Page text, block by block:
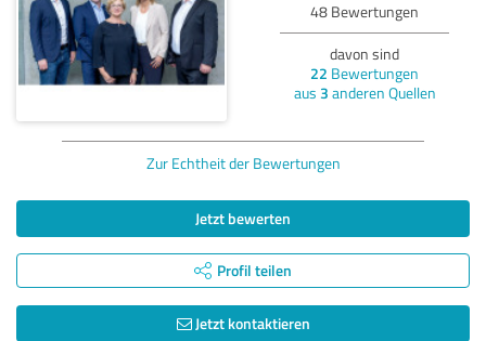
48 Bewertungen
davon sind
22 Bewertungen
aus 3 anderen Quellen
Zur Echtheit der Bewertungen
Jetzt bewerten
Profil teilen
Jetzt kontaktieren